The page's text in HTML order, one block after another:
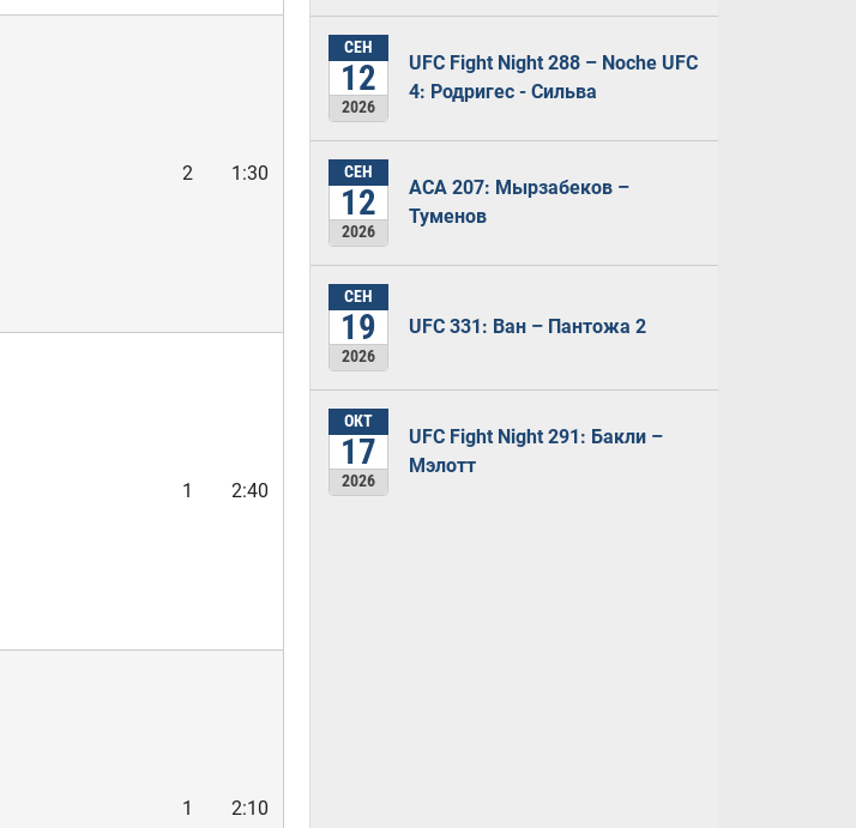
2 1:30
1 2:40
1 2:10
СЕН
12
2026
UFC Fight Night 288 – Noche UFC
4: Родригес - Сильва
СЕН
12
2026
ACA 207: Мырзабеков –
Туменов
СЕН
19
2026
UFC 331: Ван – Пантожа 2
ОКТ
17
2026
UFC Fight Night 291: Бакли –
Мэлотт